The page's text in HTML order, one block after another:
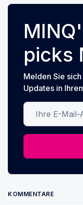
picks
Melden Sie
Updates in
Ihre E-Mail-
KOMMENTARE